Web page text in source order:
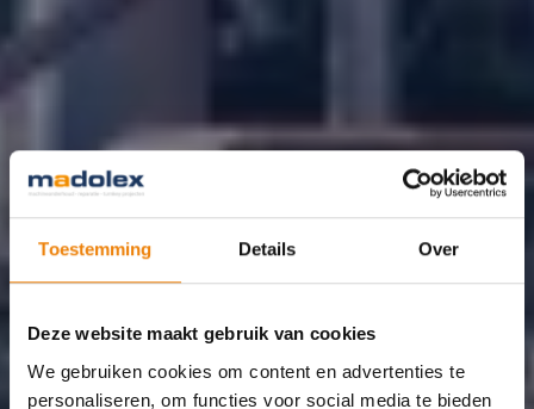
Toestemming Details Over
Deze website maakt gebruik van cookies
We gebruiken cookies om content en advertenties te
personaliseren, om functies voor social media te bieden